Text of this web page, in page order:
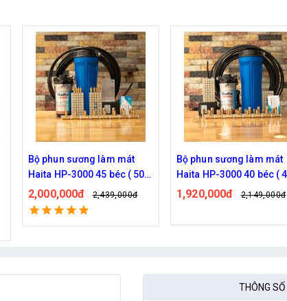
Bộ phun sương làm mát
Haita HP-3000 40 béc ( 40M
dây )
1,920,000đ 2,149,000đ
Hệ thống phun sương
HP-3000 30 béc ( 30M
1,770,000đ 2,209,000đ
Đã bán: 539
THÔNG